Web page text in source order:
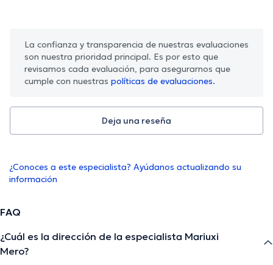
La confianza y transparencia de nuestras evaluaciones
son nuestra prioridad principal. Es por esto que
revisamos cada evaluación, para asegurarnos que
cumple con nuestras políticas de evaluaciones.
Deja una reseña
¿Conoces a este especialista? Ayúdanos actualizando su
información
FAQ
¿Cuál es la dirección de la especialista Mariuxi
Mero?